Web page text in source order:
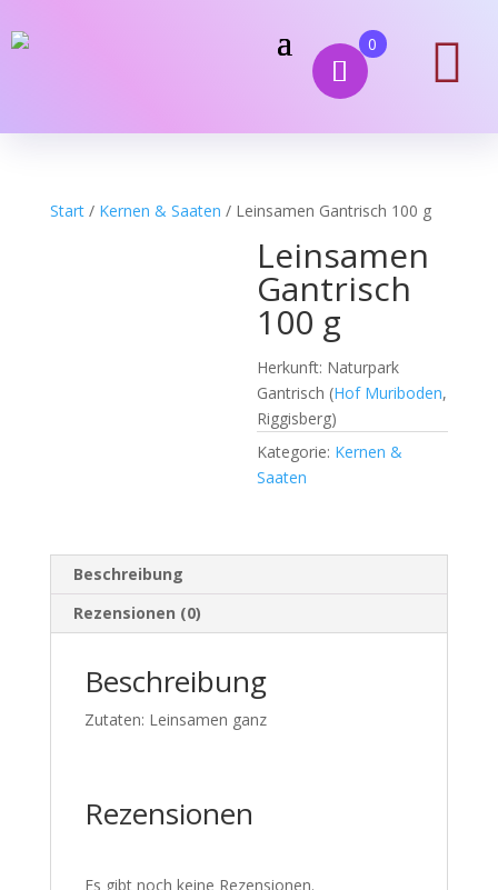
0 
Start/ Kernen & Saaten / Leinsamen Gantrisch 100 g
Leinsamen
Gantrisch
100 g
Herkunft: Naturpark
Gantrisch (Hof Muriboden,
Riggisberg)
Kategorie: Kernen &
Saaten
Beschreibung
Rezensionen (0)
Beschreibung
Zutaten: Leinsamen ganz
Rezensionen
Es gibt noch keine Rezensionen.